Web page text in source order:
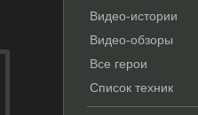
Видео-истории
Видео-обзоры
Все герои
Список техник